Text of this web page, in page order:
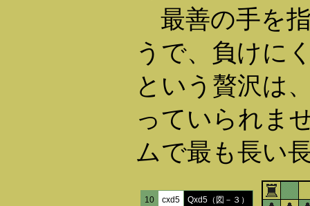
最善の手を
うで、負けに
という贅沢は
っていられま
ムで最も長い
10 cxd5 Qxd5（図－３）